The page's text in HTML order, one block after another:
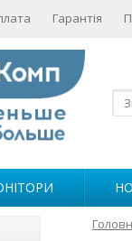
Гарантія